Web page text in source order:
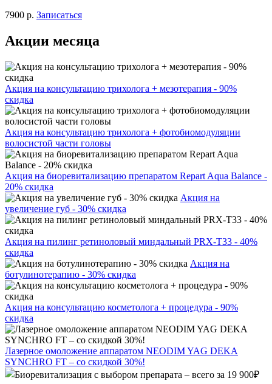
7900 р. Записаться
Акции месяца
Акция на консультацию трихолога + мезотерапия - 90%
скидка
Акция на консультацию трихолога + фотобиомодуляции
волосистой части головы
Акция на биоревитализацию препаратом Repart Aqua Balance -
20% скидка
Акция на
увеличение губ - 30% скидка
Акция на пилинг ретиноловый миндальный PRX-T33 - 40%
скидка
Акция на
ботулинотерапию - 30% скидка
Акция на консультацию косметолога + процедура - 90%
скидка
Лазерное омоложение аппаратом NEODIM YAG DEKA
SYNCHRO FT – со скидкой 30%!